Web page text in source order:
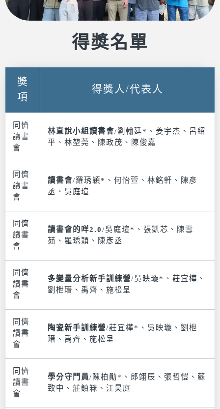
得獎名單
獎
項
得獎人/代表人
同儕
讀書
會
林直說小組讀書會/劉翰廷*、姜宇杰、呂紹
平、林堃莞、陳政茂、陳俊嘉
同儕
讀書
會
讀書會/羅琇穎*、何怡萱、林銘軒、陳彥
丞、吳庭瑄
同儕
讀書
會
讀書會的咩2.0/吳庭瑄*、張凱芯、陳雪
茹、羅琇穎、陳彥丞
同儕
讀書
會
多變量分析新手訓練營/吳映璇*、莊宜樺、
劉枻瑨、禹齊、施松呈
同儕
讀書
會
陶瓷新手訓練營/莊宜樺*、吳映璇、劉枻
瑨、禹齊、施松呈
同儕
讀書
會
學分守門員/陳柏勛*、郎翊辰、張哲愷、蘇
致中、莊鎮箖、江昊庭